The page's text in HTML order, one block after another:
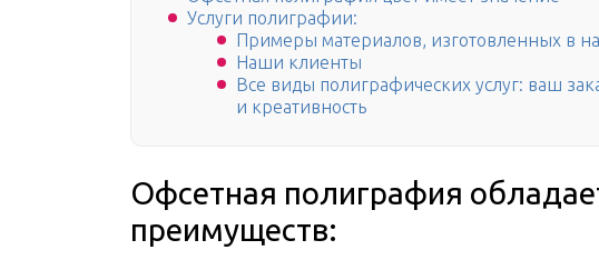
Услуги полиграфии:
Примеры материалов, изготовленных в
Наши клиенты
Все виды полиграфических услуг: ваш
и креативность
Офсетная полиграфия
преимуществ: